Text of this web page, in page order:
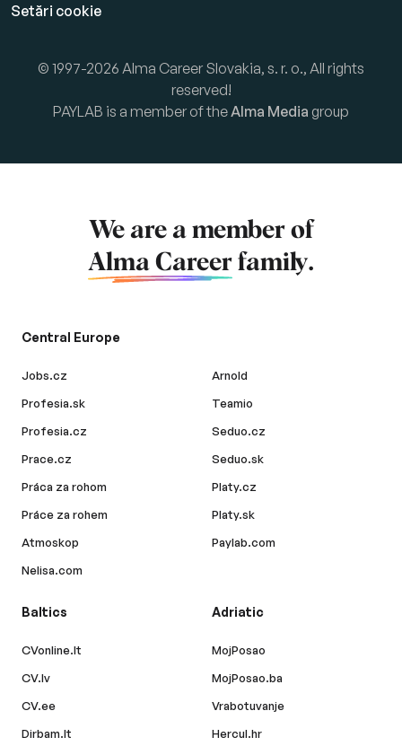
Setări cookie
© 1997-2026 Alma Career Slovakia, s. r. o., All rights
reserved!
PAYLAB is a member of theAlma Media group
We are a member of
Alma Career family.
Central Europe
Jobs.cz
Profesia.sk
Profesia.cz
Prace.cz
Práca za rohom
Práce za rohem
Atmoskop
Nelisa.com
Arnold
Teamio
Seduo.cz
Seduo.sk
Platy.cz
Platy.sk
Paylab.com
Baltics
CVonline.lt
CV.lv
CV.ee
Dirbam.lt
Adriatic
MojPosao
MojPosao.ba
Vrabotuvanje
Hercul.hr